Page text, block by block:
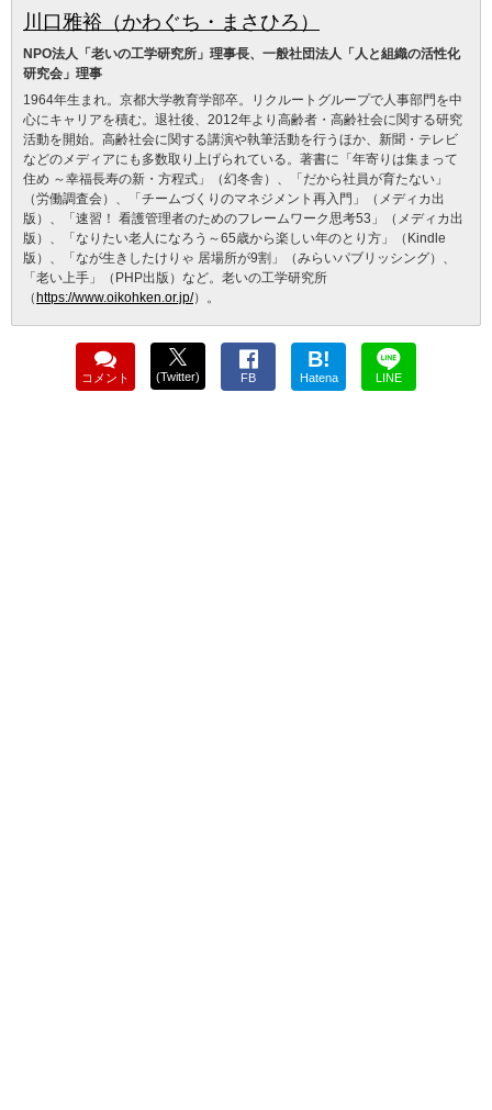
川口雅裕（かわぐち・まさひろ）
NPO法人「老いの工学研究所」理事長、一般社団法人「人と組織の活性化
研究会」理事
1964年生まれ。京都大学教育学部卒。リクルートグループで人事部門を中
心にキャリアを積む。退社後、2012年より高齢者・高齢社会に関する研究
活動を開始。高齢社会に関する講演や執筆活動を行うほか、新聞・テレビ
などのメディアにも多数取り上げられている。著書に「年寄りは集まって
住め ～幸福長寿の新・方程式」（幻冬舎）、「だから社員が育たない」
（労働調査会）、「チームづくりのマネジメント再入門」（メディカ出
版）、「速習！ 看護管理者のためのフレームワーク思考53」（メディカ出
版）、「なりたい老人になろう～65歳から楽しい年のとり方」（Kindle
版）、「なが生きしたけりゃ 居場所が9割」（みらいパブリッシング）、
「老い上手」（PHP出版）など。老いの工学研究所
（https://www.oikohken.or.jp/）。
コメント (Twitter) FB
B!
Hatena LINE